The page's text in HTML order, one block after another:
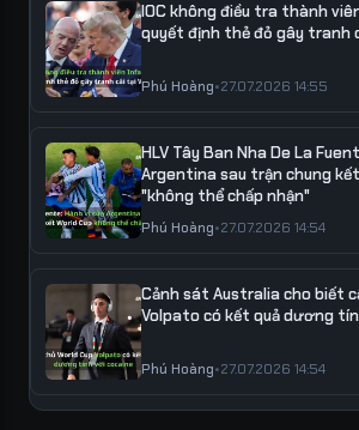
IOC không điều tra thành
quyết định thẻ đỏ gây tranh
Phú Hoàng•27.07.2026 14:55
HLV Tây Ban Nha De La
Argentina sau trận chung kết
"không thể chấp nhận"
Phú Hoàng•27.07.2026 14:54
Cảnh sát Australia cho biết
Volpato có kết quả dương
Phú Hoàng•27.07.2026 14:54